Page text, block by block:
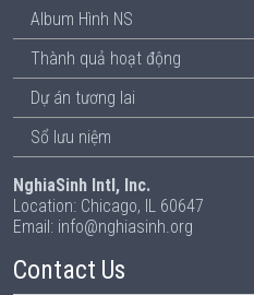
Album Hình NS
Thành quả hoạt động
Dự án tương lai
Sổ lưu niệm
NghiaSinh Intl, Inc.
Location: Chicago, IL 60647
Email: info@nghiasinh.org
Contact Us